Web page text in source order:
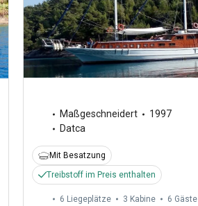
Maßgeschneidert
1997
Datca
Mit Besatzung
Treibstoff im Preis enthalten
6 Liegeplätze 3 Kabine 6 Gäste